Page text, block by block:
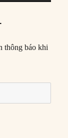
thông báo khi